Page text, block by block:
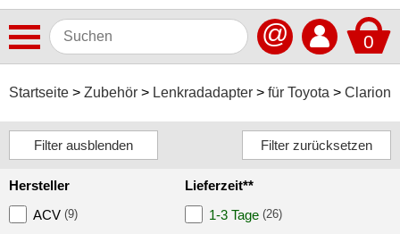
0
@
Startseite Zubehör Lenkradadapter für Toyota Clarion
Autoradios
Dashcams
Elektromobilität
Freisprechanlagen
Hersteller
ACV (9)
Lieferzeit**
1-3 Tage (26)